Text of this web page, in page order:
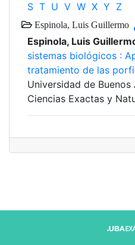
S T U V W X Y Z
Espinola, Luis Guillermo
Espinola, Luis
sistemas biológicos :
tratamiento de las
Universidad de
Ciencias Exactas y